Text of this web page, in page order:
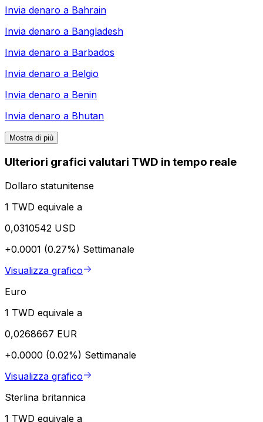
Invia denaro a Bahrain
Invia denaro a Bangladesh
Invia denaro a Barbados
Invia denaro a Belgio
Invia denaro a Benin
Invia denaro a Bhutan
Mostra di più
Ulteriori grafici valutari TWD in tempo reale
Dollaro statunitense
1 TWD equivale a
0,0310542 USD
+0.0001 (0.27%) Settimanale
Visualizza grafico
Euro
1 TWD equivale a
0,0268667 EUR
+0.0000 (0.02%) Settimanale
Visualizza grafico
Sterlina britannica
1 TWD equivale a